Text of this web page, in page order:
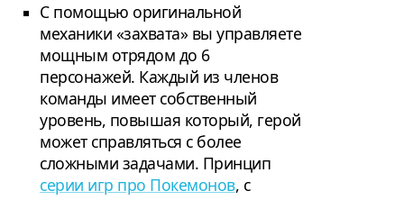
С помощью оригинальной
механики «захвата» вы управляете
мощным отрядом до 6
персонажей. Каждый из членов
команды имеет собственный
уровень, повышая который, герой
может справляться с более
сложными задачами. Принцип
серии игр про Покемонов, с